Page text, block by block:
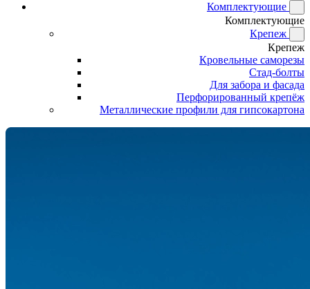
Комплектующие
Комплектующие
Крепеж
Крепеж
Кровельные саморезы
Стад-болты
Для забора и фасада
Перфорированный крепёж
Металлические профили для гипсокартона